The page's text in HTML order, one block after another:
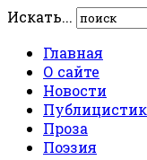
Искать...
Главная
О сайте
Новости
Проза
Поэзия